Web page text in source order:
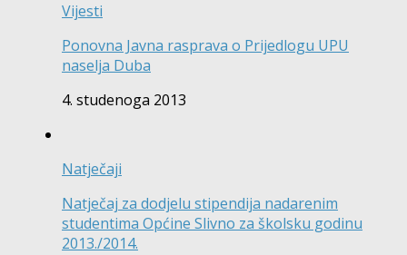
Vijesti
Ponovna Javna rasprava o Prijedlogu UPU
naselja Duba
4. studenoga 2013
Natječaji
Natječaj za dodjelu stipendija nadarenim
studentima Općine Slivno za školsku godinu
2013./2014.